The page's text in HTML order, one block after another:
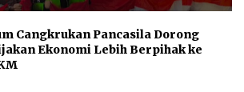
Cangkrukan Pancasila Dorong
Ekonomi Lebih Berpihak ke